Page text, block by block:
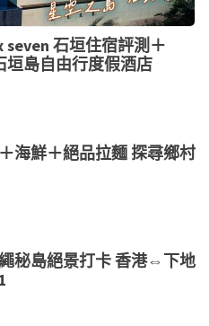
石垣住宿評測＋
垣島自由行度假酒店
海鮮＋絕品拉麵 探尋鄉村
秘島絕景打卡 香港⇔下地